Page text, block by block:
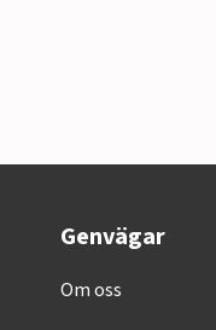
Genvägar
Om oss